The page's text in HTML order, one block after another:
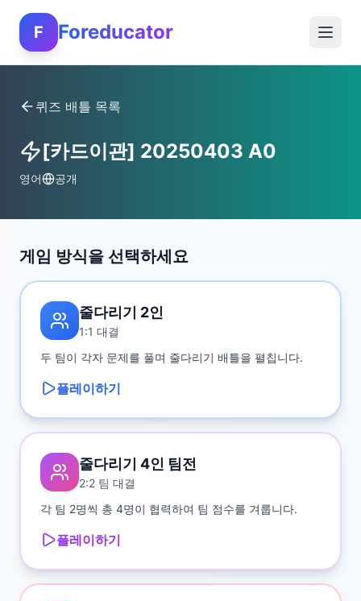
F Foreducator
퀴즈 배틀 목록
[카드이관] 20250403 A0
영어 공개
게임 방식을 선택하세요
줄다리기 2인
1:1 대결
두 팀이 각자 문제를 풀며 줄다리기 배틀을 펼칩니다.
플레이하기
줄다리기 4인 팀전
2:2 팀 대결
각 팀 2명씩 총 4명이 협력하여 팀 점수를 겨룹니다.
플레이하기